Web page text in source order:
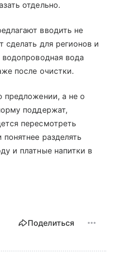
отдельно.
вводить не
сделать для регионов и
водопроводная вода
после очистки.
предложении, а не о
поддержат,
пересмотреть
разделять
и платные напитки в
Поделиться